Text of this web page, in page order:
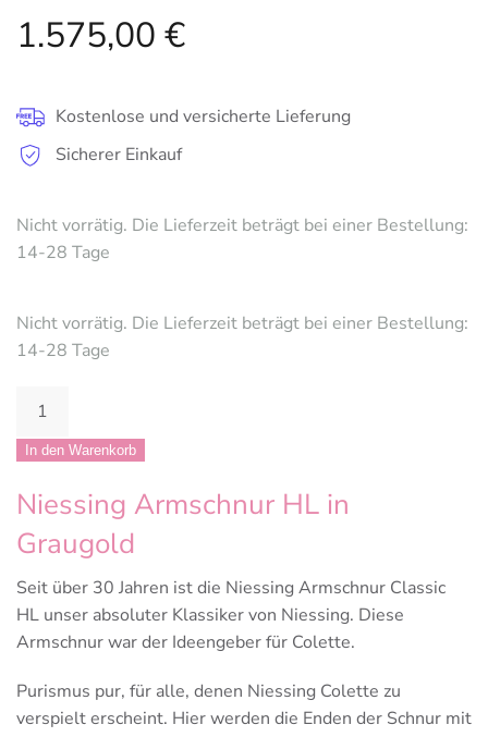
1.575,00 €
Kostenlose und versicherte Lieferung
Sicherer Einkauf
Nicht vorrätig. Die Lieferzeit beträgt bei einer Bestellung:
14-28 Tage
Nicht vorrätig. Die Lieferzeit beträgt bei einer Bestellung:
14-28 Tage
Niessing
Classic
Menge
In den Warenkorb
Niessing Armschnur HL in
Graugold
Seit über 30 Jahren ist die Niessing Armschnur Classic
HL unser absoluter Klassiker von Niessing. Diese
Armschnur war der Ideengeber für Colette.
Purismus pur, für alle, denen Niessing Colette zu
verspielt erscheint. Hier werden die Enden der Schnur mit